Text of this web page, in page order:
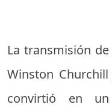
La transmisión
Winston
convirtió en